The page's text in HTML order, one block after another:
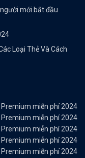
mới bắt đầu
Loại Thẻ Và Cách
Premium miễn phí 2024
Premium miễn phí 2024
Premium miễn phí 2024
Premium miễn phí 2024
Premium miễn phí 2024